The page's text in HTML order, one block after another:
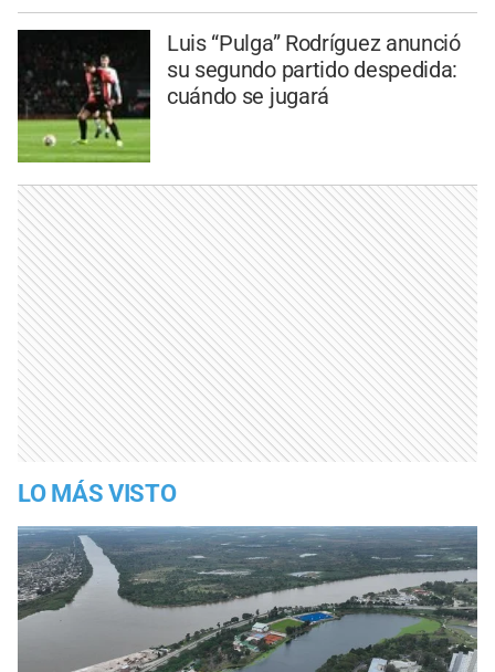
Luis “Pulga” Rodríguez anunció
su segundo partido despedida:
cuándo se jugará
LO MÁS VISTO